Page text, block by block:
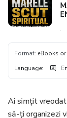
.
Format: eBooks
Language:
Ai simțit
să-ți organizezi